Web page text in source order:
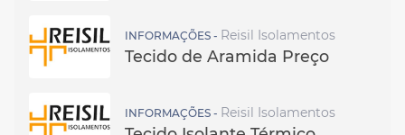
INFORMAÇÕES - Reisil Isolamentos
Tecido de Aramida Preço
INFORMAÇÕES - Reisil Isolamentos